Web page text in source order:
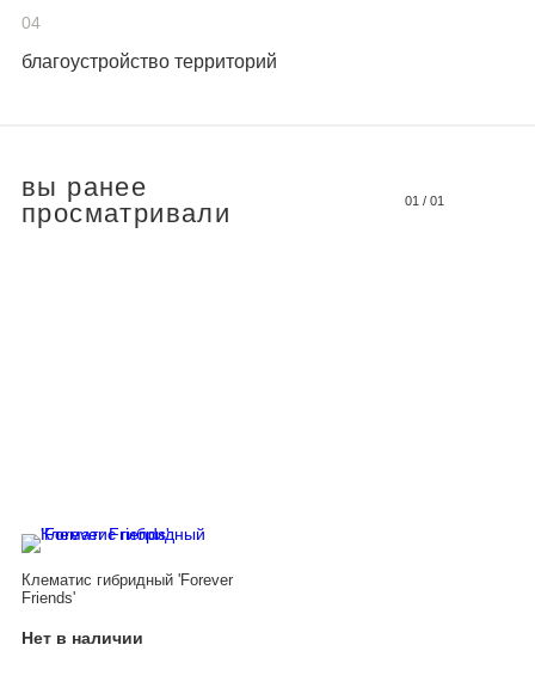
04
благоустройство территорий
вы ранее
просматривали
01 / 01
Клематис гибридный 'Forever
Friends'
Нет в наличии